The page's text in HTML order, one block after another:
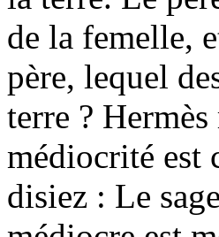
de la femelle,
père, lequel
terre ?
médiocrité est
disiez : Le